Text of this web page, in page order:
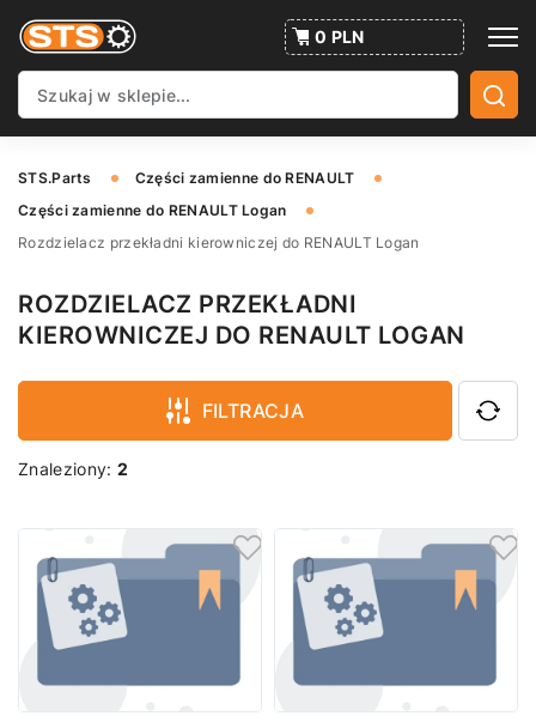
0 PLN
STS.Parts
Części zamienne do RENAULT
Części zamienne do RENAULT Logan
Rozdzielacz przekładni kierowniczej do RENAULT Logan
ROZDZIELACZ PRZEKŁADNI
KIEROWNICZEJ DO RENAULT LOGAN
FILTRACJA
Znaleziony:2